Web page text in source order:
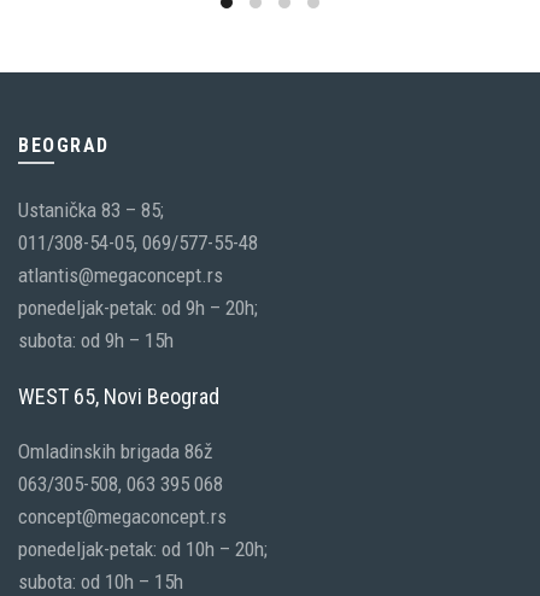
BEOGRAD
Ustanička 83 – 85;
011/308-54-05, 069/577-55-48
atlantis@megaconcept.rs
ponedeljak-petak: od 9h – 20h;
subota: od 9h – 15h
WEST 65, Novi Beograd
Omladinskih brigada 86ž
063/305-508, 063 395 068
concept@megaconcept.rs
ponedeljak-petak: od 10h – 20h;
subota: od 10h – 15h